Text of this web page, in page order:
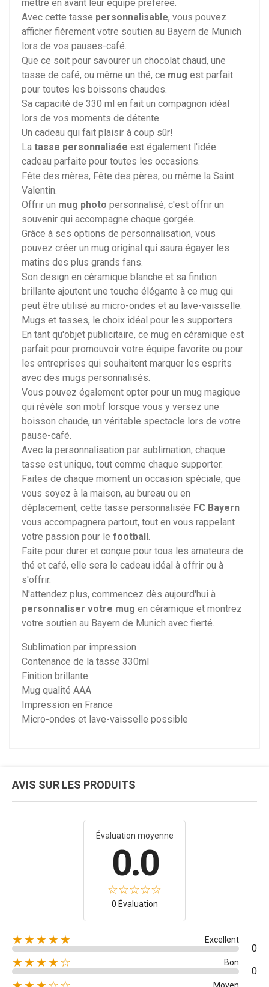
mettre en avant leur équipe préférée.
Avec cette tasse personnalisable, vous pouvez
afficher fièrement votre soutien au Bayern de Munich
lors de vos pauses-café.
Que ce soit pour savourer un chocolat chaud, une
tasse de café, ou même un thé, ce mug est parfait
pour toutes les boissons chaudes.
Sa capacité de 330 ml en fait un compagnon idéal
lors de vos moments de détente.
Un cadeau qui fait plaisir à coup sûr!
La tasse personnalisée est également l'idée
cadeau parfaite pour toutes les occasions.
Fête des mères, Fête des pères, ou même la Saint
Valentin.
Offrir un mug photo personnalisé, c'est offrir un
souvenir qui accompagne chaque gorgée.
Grâce à ses options de personnalisation, vous
pouvez créer un mug original qui saura égayer les
matins des plus grands fans.
Son design en céramique blanche et sa finition
brillante ajoutent une touche élégante à ce mug qui
peut être utilisé au micro-ondes et au lave-vaisselle.
Mugs et tasses, le choix idéal pour les supporters.
En tant qu'objet publicitaire, ce mug en céramique est
parfait pour promouvoir votre équipe favorite ou pour
les entreprises qui souhaitent marquer les esprits
avec des mugs personnalisés.
Vous pouvez également opter pour un mug magique
qui révèle son motif lorsque vous y versez une
boisson chaude, un véritable spectacle lors de votre
pause-café.
Avec la personnalisation par sublimation, chaque
tasse est unique, tout comme chaque supporter.
Faites de chaque moment un occasion spéciale, que
vous soyez à la maison, au bureau ou en
déplacement, cette tasse personnalisée FC Bayern
vous accompagnera partout, tout en vous rappelant
votre passion pour le football.
Faite pour durer et conçue pour tous les amateurs de
thé et café, elle sera le cadeau idéal à offrir ou à
s'offrir.
N'attendez plus, commencez dès aujourd'hui à
personnaliser votre mug en céramique et montrez
votre soutien au Bayern de Munich avec fierté.
Sublimation par impression
Contenance de la tasse 330ml
Finition brillante
Mug qualité AAA
Impression en France
Micro-ondes et lave-vaisselle possible
AVIS SUR LES PRODUITS
Évaluation moyenne
0.0
0 Évaluation
★★★★★ Excellent
0
★★★★☆ Bon
0